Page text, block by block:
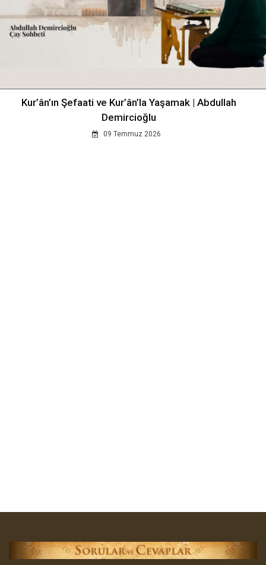
Kur’ân’ın Şefaati ve Kur’ân’la Yaşamak | Abdullah
Demircioğlu
09 Temmuz 2026